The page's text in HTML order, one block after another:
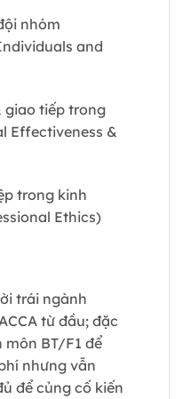
nhóm
and
giao tiếp trong
Effectiveness &
trong kinh
Ethics)
trái ngành
từ đầu; đặc
BT/F1 để
nhưng vẫn
để củng cố kiến